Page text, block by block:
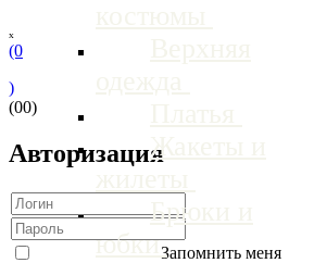
Жакеты и
Брюки и
юбки
ₓ
(0
)
(00)
Авторизация
Запомнить меня